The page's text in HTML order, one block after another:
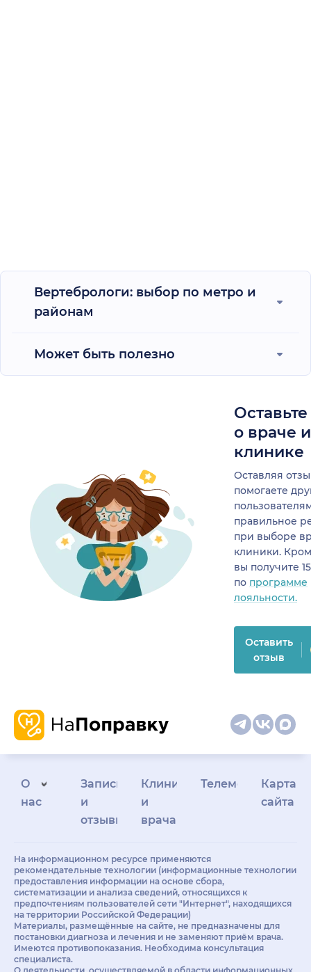
Вертебрологи: выбор по метро и
районам
Может быть полезно
о враче
клинике
Оставляя
помогаете
правильное
при выборе
клиники.
вы получите
по программе
лояльности.
Оставить
отзыв
О
нас
Запись
и
отзывы
Клиникам
и
врачам
Телемедицина
Карта
сайта
На информационном ресурсе применяются
рекомендательные технологии (информационные технологии
предоставления информации на основе сбора,
систематизации и анализа сведений, относящихся к
предпочтениям пользователей сети "Интернет", находящихся
на территории Российской Федерации)
Материалы, размещённые на сайте, не предназначены для
постановки диагноза и лечения и не заменяют приём врача.
Имеются противопоказания. Необходима консультация
специалиста.